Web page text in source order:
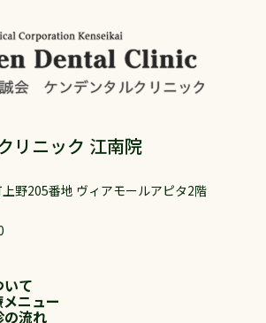
リニック 江南院
野205番地 ヴィアモールアピタ2階
いて
ニュー
の流れ